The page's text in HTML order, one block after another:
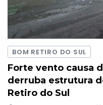
BOM RETIRO DO SUL
Forte vento causa
derruba estrutura
Retiro do Sul